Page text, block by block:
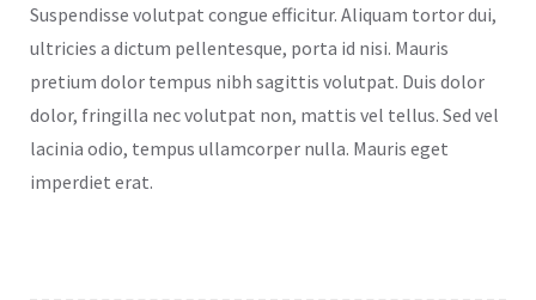
Suspendisse volutpat congue efficitur. Aliquam tortor dui,
ultricies a dictum pellentesque, porta id nisi. Mauris
pretium dolor tempus nibh sagittis volutpat. Duis dolor
dolor, fringilla nec volutpat non, mattis vel tellus. Sed vel
lacinia odio, tempus ullamcorper nulla. Mauris eget
imperdiet erat.